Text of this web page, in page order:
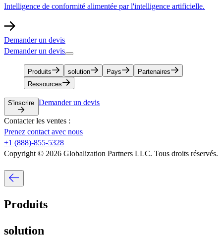
Intelligence de conformité alimentée par l'intelligence artificielle.​​
Demander un devis​​
Demander un devis​​
Produits​​ solution​​ Pays​​
Partenaires​​
Ressources​​
S'inscrire​​ Demander un devis​​
Contacter les ventes :​​
Prenez contact avec nous​​
+1 (888)-855-5328​​
Copyright © 2026 Globalization Partners LLC. Tous droits réservés.​​
Produits​​
solution​​